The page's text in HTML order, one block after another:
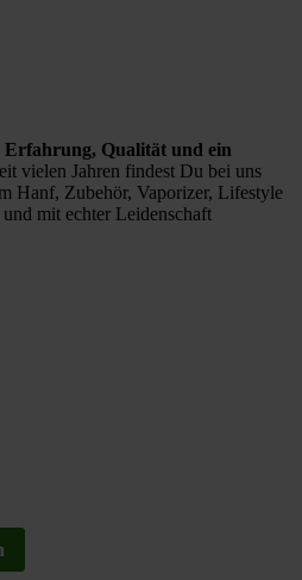
Qualität und ein
vielen Jahren findest Du bei uns
Hanf, Zubehör, Vaporizer, Lifestyle
mit echter Leidenschaft